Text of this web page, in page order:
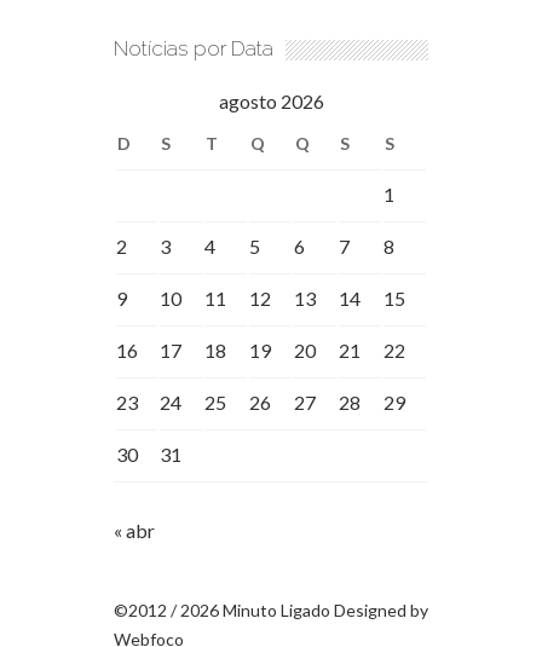
Notícias por Data
agosto 2026
D S T Q Q S S
1
2 3 4 5 6 7 8
9 10 11 12 13 14 15
16 17 18 19 20 21 22
23 24 25 26 27 28 29
30 31
« abr
©2012 / 2026 Minuto Ligado Designed by
Webfoco